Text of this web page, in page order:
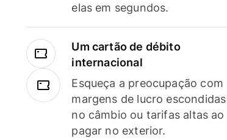
elas em segundos.
Um cartão de débito
internacional
Esqueça a preocupação com
margens de lucro escondidas
no câmbio ou tarifas altas ao
pagar no exterior.